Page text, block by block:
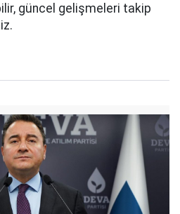
güncel gelişmeleri takip